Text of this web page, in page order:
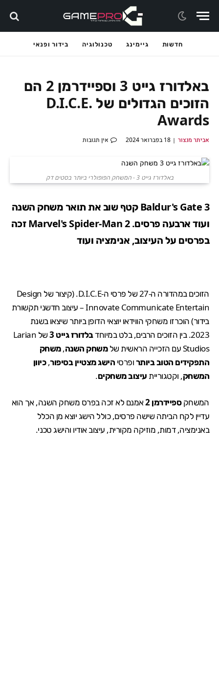
חדשות גיימינג טכנולוגיה בידור ופנאי
באלדורז גייט 3 וספיידרמן 2 הם
הזוכים הגדולים של D.I.C.E.
Awards
אביתר מנצור 18 בפברואר 2024 אין תגובות
באלדורז גייט 3 - המשחק הפופולרי ביותר בסטים דק
Baldur's Gate 3 קטף שוב את תואר משחק השנה
ועוד ארבעה פרסים. Marvel's Spider-Man 2 זכה
בפרסים על העיצוב, אנימציה ועוד
הזוכים במהדורה ה-27 של פרסי ה-D.I.C.E. (קיצור של Design
Innovate Communicate Entertain – עיצוב חדשני תקשורת
בידור) הוכרזו משחקי הווידאו יוצאי הדופן ביותר שיצאו בשנת
2023. בין הזוכים הרבים, בלט במיוחד
בלדורז גייט 3
של Larian
Studios עם הזכייה הראשית של
משחק השנה,משחק
התפקידים הטוב ביותרופרסי הישג מצטיין בסיפור,כיוון
המשחק, וקטגוריית עיצוב משחקים.
המשחקספיידרמן 2 אמנם לא זכה בפרס משחק השנה, אך הוא
עדיין לקח הביתה שישה פרסים, כולל הישג יוצא מן הכלל
באנימציה, דמות, מוזיקה מקורית, עיצוב אודיו והישג טכני.